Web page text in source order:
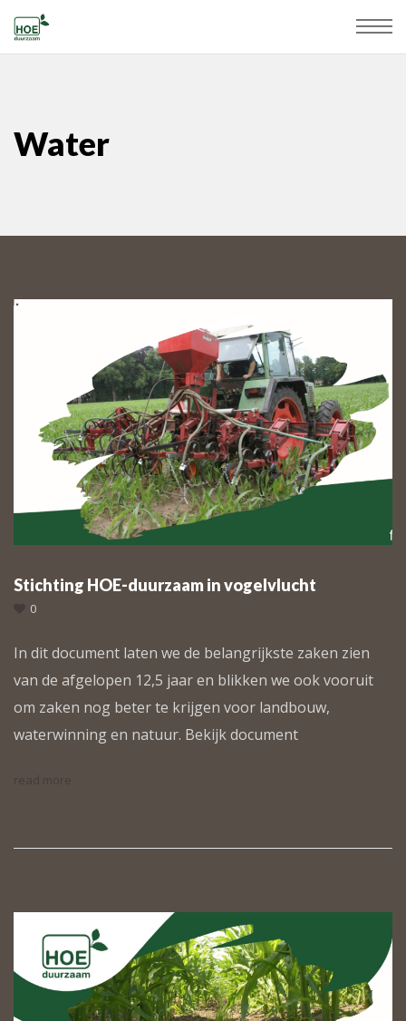
Water
Stichting HOE-duurzaam in vogelvlucht
0
In dit document laten we de belangrijkste zaken zien
van de afgelopen 12,5 jaar en blikken we ook vooruit
om zaken nog beter te krijgen voor landbouw,
waterwinning en natuur. Bekijk document